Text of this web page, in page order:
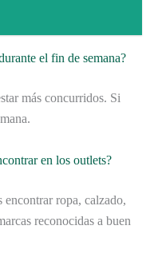
el fin de semana?
más concurridos. Si
en los outlets?
encontrar ropa, calzado,
reconocidas a buen